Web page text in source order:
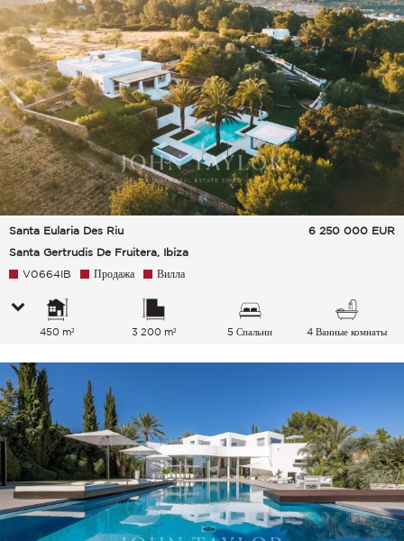
Santa Eularia Des Riu
Santa Gertrudis De Fruitera, Ibiza
6 250 000 EUR
V0664IB Продажа Вилла
450 m² 3 200 m² 5 Спальни 4 Ванные комнаты